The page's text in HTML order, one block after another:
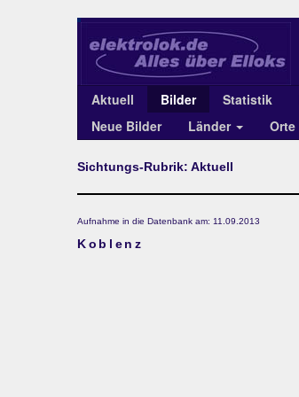
Aktuell Bilder Statistik
Neue Bilder
Länder Orte
Sichtungs-Rubrik: Aktuell
Aufnahme in die Datenbank am: 11.09.2013
Koblenz